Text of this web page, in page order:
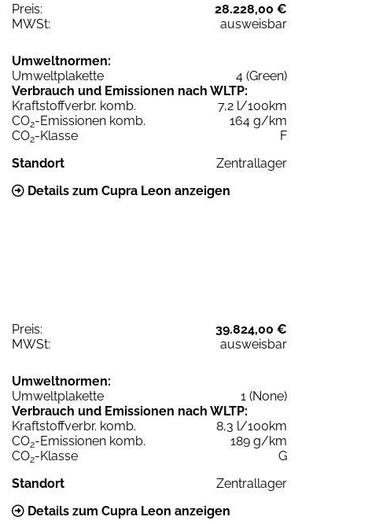
Preis:
28.228,00 €
MWSt:
ausweisbar
Umweltnormen:
Umweltplakette
4 (Green)
Verbrauch und Emissionen nach WLTP:
Kraftstoffverbr. komb.
7,2 l/100km
CO2-Emissionen komb.
164 g/km
CO2-Klasse
F
Standort
Zentrallager
Details zum Cupra Leon anzeigen
Preis:
39.824,00 €
MWSt:
ausweisbar
Umweltnormen:
Umweltplakette
1 (None)
Verbrauch und Emissionen nach WLTP:
Kraftstoffverbr. komb.
8,3 l/100km
CO2-Emissionen komb.
189 g/km
CO2-Klasse
G
Standort
Zentrallager
Details zum Cupra Leon anzeigen